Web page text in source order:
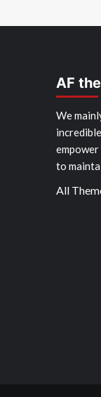
AF
We
to
All